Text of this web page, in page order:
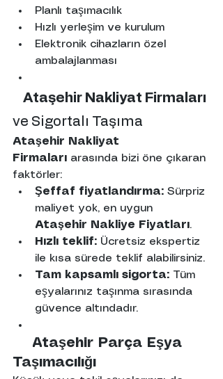
Planlı taşımacılık
Hızlı yerleşim ve kurulum
Elektronik cihazların özel
ambalajlanması
Ataşehir Nakliyat Firmaları
ve Sigortalı Taşıma
Ataşehir Nakliyat
Firmaları arasında bizi öne çıkaran
faktörler:
Şeffaf fiyatlandırma: Sürpriz
maliyet yok, en uygun
Ataşehir Nakliye Fiyatları.
Hızlı teklif: Ücretsiz ekspertiz
ile kısa sürede teklif alabilirsiniz.
Tam kapsamlı sigorta: Tüm
eşyalarınız taşınma sırasında
güvence altındadır.
Ataşehir Parça Eşya
Taşımacılığı